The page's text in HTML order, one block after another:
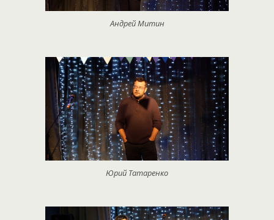
Андрей Митин
Юрий Татаренко